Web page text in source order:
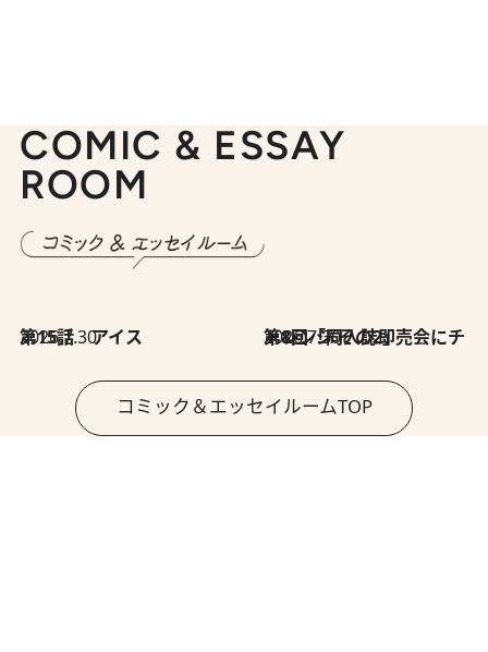
COMIC & ESSAY
ROOM
2026.7.30
第15話 アイス 2026.7.30
第8回「同人誌即売会にチャレンジ その2」
コミック＆エッセイルームTOP